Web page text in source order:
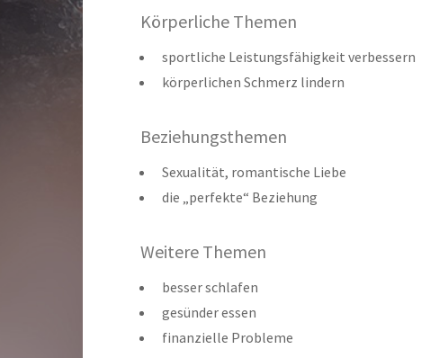
Körperliche Themen
sportliche Leistungsfähigkeit verbessern
körperlichen Schmerz lindern
Beziehungsthemen
Sexualität, romantische Liebe
die „perfekte“ Beziehung
Weitere Themen
besser schlafen
gesünder essen
finanzielle Probleme